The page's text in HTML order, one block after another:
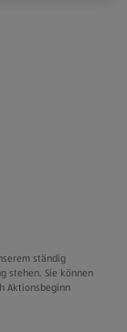
ständig
stehen. Sie können
Aktionsbeginn